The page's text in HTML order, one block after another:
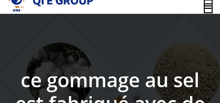
content
ce gommage au sel